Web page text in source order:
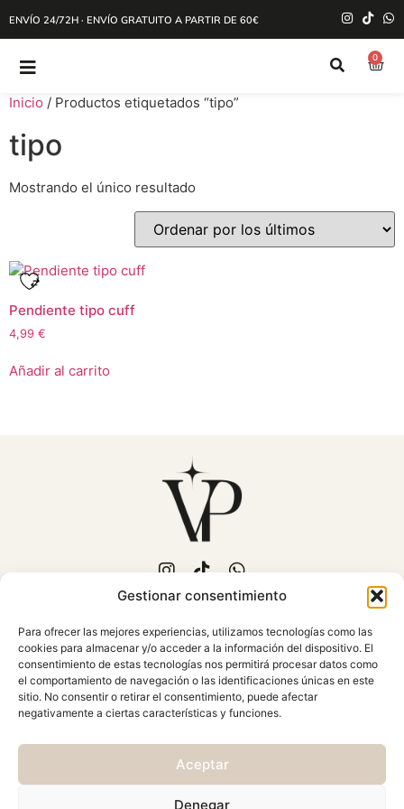
Gestionar consentimiento
Para ofrecer las mejores experiencias, utilizamos tecnologías como las
cookies para almacenar y/o acceder a la información del dispositivo. El
consentimiento de estas tecnologías nos permitirá procesar datos como
el comportamiento de navegación o las identificaciones únicas en este
sitio. No consentir o retirar el consentimiento, puede afectar
negativamente a ciertas características y funciones.
Aceptar
Denegar
ENVÍO 24/72H · ENVÍO GRATUITO A PARTIR DE 60€
0
Inicio / Productos etiquetados “tipo”
tipo
Mostrando el único resultado
Pendiente tipo cuff
4,99 €
Añadir al carrito
C/Fuente Piedra, 15
Mollina (Málaga)
Atención al cliente: Lunes a
Viernes 10:00 - 18:00
CONDICIONES GENERALES
CAMBIOS Y DEVOLUCIONES